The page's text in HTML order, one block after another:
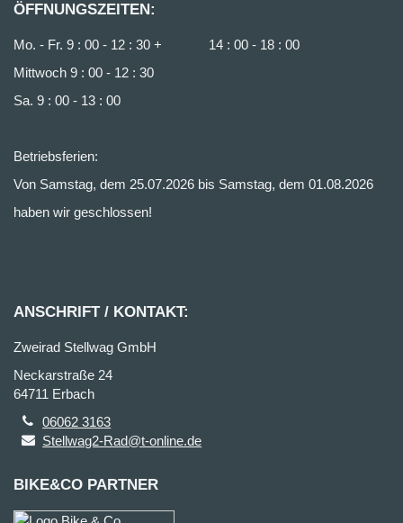
ÖFFNUNGSZEITEN:
Mo. - Fr. 9 : 00 - 12 : 30 + 14 : 00 - 18 : 00
Mittwoch 9 : 00 - 12 : 30
Sa. 9 : 00 - 13 : 00
Betriebsferien:
Von Samstag, dem 25.07.2026 bis Samstag, dem 01.08.2026
haben wir geschlossen!
ANSCHRIFT / KONTAKT:
Zweirad Stellwag GmbH
Neckarstraße 24
64711 Erbach
06062 3163
Stellwag2-Rad@t-online.de
BIKE&CO PARTNER